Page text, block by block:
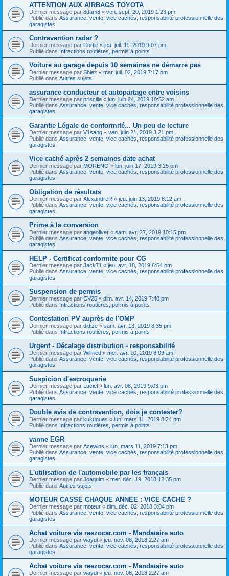
ATTENTION AUX AIRBAGS TOYOTA
Dernier message par 8dam8 « ven. sept. 20, 2019 1:23 pm
Publié dans Assurance, vente, vice cachés, responsabilité professionnelle des
garagistes
Contravention radar ?
Dernier message par Cortie « jeu. juil. 11, 2019 9:07 pm
Publié dans Infractions routières, permis à points
Voiture au garage depuis 10 semaines ne démarre pas
Dernier message par Shiez « mar. juil. 02, 2019 7:17 pm
Publié dans Autres sujets
assurance conducteur et autopartage entre voisins
Dernier message par priscilla « lun. juin 24, 2019 10:52 am
Publié dans Assurance, vente, vice cachés, responsabilité professionnelle des
garagistes
Garantie Légale de conformité... Un peu de lecture
Dernier message par V1sang « ven. juin 21, 2019 3:21 pm
Publié dans Assurance, vente, vice cachés, responsabilité professionnelle des
garagistes
Vice caché après 2 semaines date achat
Dernier message par MORENO « lun. juin 17, 2019 3:25 pm
Publié dans Assurance, vente, vice cachés, responsabilité professionnelle des
garagistes
Obligation de résultats
Dernier message par AlexandreR « jeu. juin 13, 2019 8:12 am
Publié dans Assurance, vente, vice cachés, responsabilité professionnelle des
garagistes
Prime à la conversion
Dernier message par angeoliver « sam. avr. 27, 2019 10:15 pm
Publié dans Assurance, vente, vice cachés, responsabilité professionnelle des
garagistes
HELP - Certificat conformite pour CG
Dernier message par Jack71 « jeu. avr. 18, 2019 6:54 pm
Publié dans Assurance, vente, vice cachés, responsabilité professionnelle des
garagistes
Suspension de permis
Dernier message par CV25 « dim. avr. 14, 2019 7:48 pm
Publié dans Infractions routières, permis à points
Contestation PV auprès de l'OMP
Dernier message par didize « sam. avr. 13, 2019 8:35 pm
Publié dans Infractions routières, permis à points
Urgent - Décalage distribution - responsabilité
Dernier message par Wilfried « mer. avr. 10, 2019 8:09 am
Publié dans Assurance, vente, vice cachés, responsabilité professionnelle des
garagistes
Suspicion d'escroquerie
Dernier message par Luciel « lun. avr. 08, 2019 9:03 pm
Publié dans Assurance, vente, vice cachés, responsabilité professionnelle des
garagistes
Double avis de contravention, dois je contester?
Dernier message par kukugues « lun. mars 11, 2019 8:24 pm
Publié dans Infractions routières, permis à points
vanne EGR
Dernier message par Acewins « lun. mars 11, 2019 7:13 pm
Publié dans Assurance, vente, vice cachés, responsabilité professionnelle des
garagistes
L'utilisation de l'automobile par les français
Dernier message par Joaquim « mer. déc. 19, 2018 12:35 pm
Publié dans Autres sujets
MOTEUR CASSE CHAQUE ANNEE : VICE CACHE ?
Dernier message par moteur « dim. déc. 02, 2018 3:04 pm
Publié dans Assurance, vente, vice cachés, responsabilité professionnelle des
garagistes
Achat voiture via reezocar.com - Mandataire auto
Dernier message par waydi « jeu. nov. 08, 2018 2:27 am
Publié dans Assurance, vente, vice cachés, responsabilité professionnelle des
garagistes
Achat voiture via reezocar.com - Mandataire auto
Dernier message par waydi « jeu. nov. 08, 2018 2:27 am